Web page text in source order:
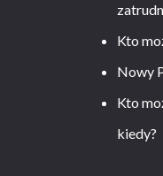
Kto
Nowy
Kto
kiedy?